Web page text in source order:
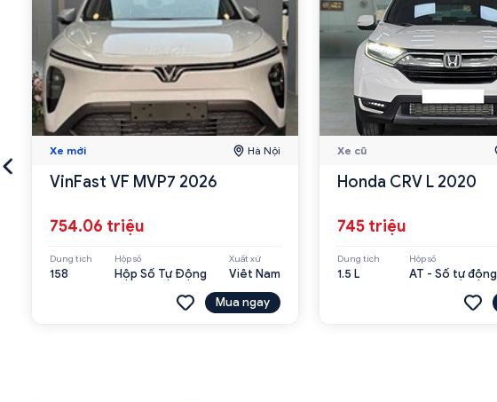
Xe mới Hà Nội
VinFast VF MVP7 2026
754.06 triệu
Dung tích
158
Hộp số
Hộp Số Tự Động
Xuất xứ
Viêt Nam
Mua ngay
Xe cũ
Honda CRV L 2020
745 triệu
Dung tích
1.5 L
Hộp số
AT - Số tự động